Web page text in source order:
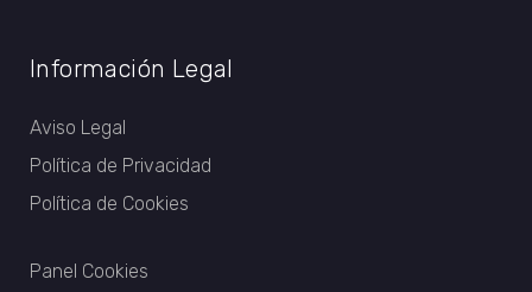
Información Legal
Aviso Legal
Política de Privacidad
Política de Cookies
Panel Cookies